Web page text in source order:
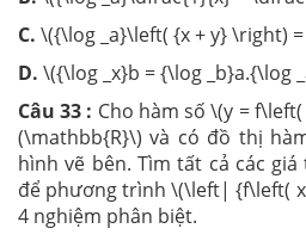
C. \({\log _a}\left( {x + y} \right)
D. \({\log _x}b = {\log _b}a.{\log
Câu 33 : Cho hàm số \(y =
(\mathbb{R}\) và có đồ thị
hình vẽ bên. Tìm tất cả các
để phương trình \(\left| {f\left(
4 nghiệm phân biệt.